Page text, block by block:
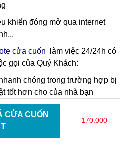
khiển đóng mở qua internet
cửa cuốn làm việc 24/24h có
gọi của Quý Khách:
chóng trong trường hợp bị
tốt hơn cho của nhà bạn
CỬA CUỐN
170.000